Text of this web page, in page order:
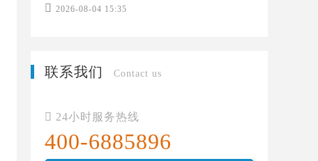
 2026-08-04 15:35
联系我们 Contact us
 24小时服务热线
400-6885896